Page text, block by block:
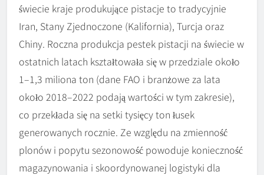
świecie kraje produkujące pistacje to tradycyjnie
Iran, Stany Zjednoczone (Kalifornia), Turcja oraz
Chiny. Roczna produkcja pestek pistacji na świecie w
ostatnich latach kształtowała się w przedziale około
1–1,3 miliona ton (dane FAO i branżowe za lata
około 2018–2022 podają wartości w tym zakresie),
co przekłada się na setki tysięcy ton łusek
generowanych rocznie. Ze względu na zmienność
plonów i popytu sezonowość powoduje konieczność
magazynowania i skoordynowanej logistyki dla